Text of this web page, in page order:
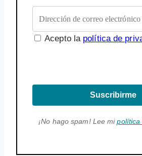
Acepto la política de
Suscribirme
¡No hago spam! Lee mipolítica